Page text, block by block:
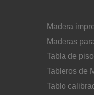
Madera
Maderas
Tabla de piso
Tableros de
Tablo